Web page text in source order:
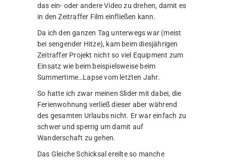
das ein- oder andere Video zu drehen, damit es
in den Zeitraffer Film einfließen kann.
Da ich den ganzen Tag unterwegs war (meist
bei sengender Hitze), kam beim diesjährigen
Zeitraffer Projekt nicht so viel Equipment zum
Einsatz wie beim beispielsweise beim
Summertime…Lapse vom letzten Jahr.
So hatte ich zwar meinen Slider mit dabei, die
Ferienwohnung verließ dieser aber während
des gesamten Urlaubs nicht. Er war einfach zu
schwer und sperrig um damit auf
Wanderschaft zu gehen.
Das Gleiche Schicksal ereilte so manche